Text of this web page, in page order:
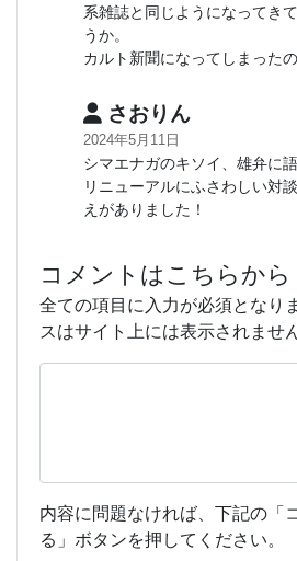
系雑誌と同じようになってき
うか。
カルト新聞になってしまった
さおりん
2024年5月11日
シマエナガのキソイ、雄弁に
リニューアルにふさわしい
えがありました！
コメントはこちらから
全ての項目に入力が必須となり
スはサイト上には表示されません
内容に問題なければ、下記の「
る」ボタンを押してください。